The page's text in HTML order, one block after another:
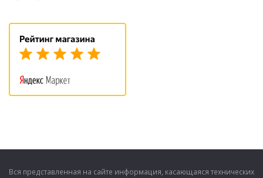
Вся представленная на сайте информация, касающаяся технических